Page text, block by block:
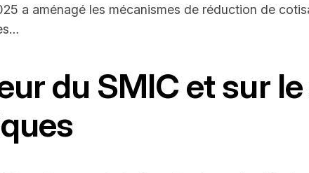
a aménagé les mécanismes de réduction de
du SMIC et sur